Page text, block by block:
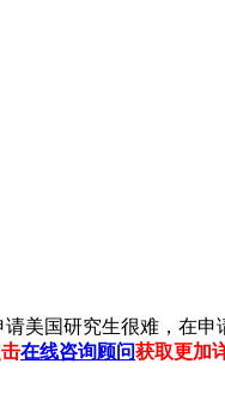
国研究生很难，在申
在线咨询顾问获取更加